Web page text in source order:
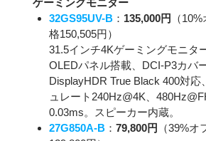
32GS95UV-B ： 135,000円
（
格150,505円）
31.5インチ4Kゲーミングモニタ
OLEDパネル搭載、DCI-P3カバ
DisplayHDR True Black 400対応
ュレート240Hz@4K、
0.03ms。スピーカー内蔵。
27G850A-B ： 79,800円
（39%